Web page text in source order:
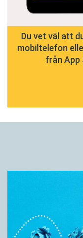
Du vet väl att
mobiltelefon
från App